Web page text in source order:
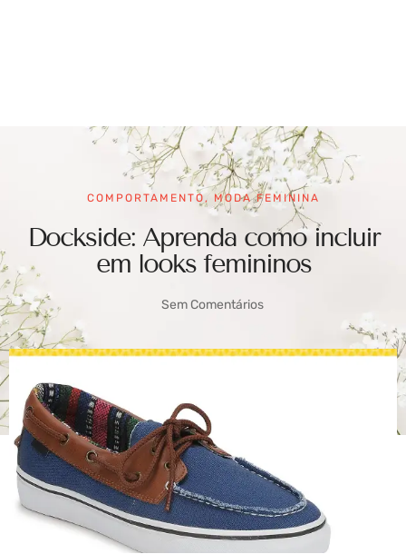
COMPORTAMENTO, MODA FEMININA
Dockside: Aprenda como incluir
em looks femininos
Sem Comentários